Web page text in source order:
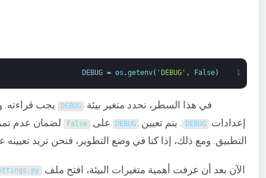
1
DEBUG = os .getenv( 'DEBUG' , False)
في هذا السطر، نحدد متغير بيئة DEBUG
يجب قراءته.
إعدادات DEBUG . يتم تعيين DEBUG على False
لضمان عدم
التطبيق. ومع ذلك، إذا كنا في وضع التطوير، فنحن نريد
الآن بعد أن عرفت أهمية متغيرات البيئة، افتح ملف . py